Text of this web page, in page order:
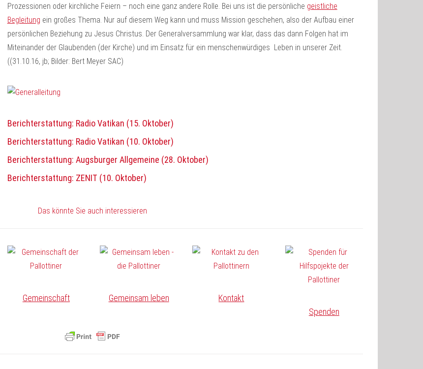
Prozessionen oder kirchliche Feiern – noch eine ganz andere Rolle. Bei uns ist die persönliche geistliche
Begleitung ein großes Thema. Nur auf diesem Weg kann und muss Mission geschehen, also der Aufbau einer
persönlichen Beziehung zu Jesus Christus. Der Generalversammlung war klar, dass das dann Folgen hat im
Miteinander der Glaubenden (der Kirche) und im Einsatz für ein menschenwürdiges Leben in unserer Zeit.
((31.10.16, jb; Bilder: Bert Meyer SAC)
Berichterstattung: Radio Vatikan (15. Oktober)
Berichterstattung: Radio Vatikan (10. Oktober)
Berichterstattung: Augsburger Allgemeine (28. Oktober)
Berichterstattung: ZENIT (10. Oktober)
Das könnte Sie auch interessieren
Gemeinschaft Gemeinsam leben
Kontakt
Spenden